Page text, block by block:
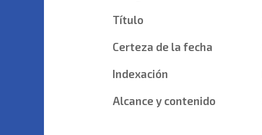
Título
Certeza de la fecha
Indexación
Alcance y contenido